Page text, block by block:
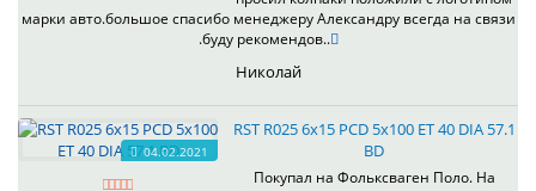
марки авто.большое спасибо менеджеру Александру всегда на связи
.буду рекомендов..
Николай
04.02.2021
RST R025 6x15 PCD 5x100 ET 40 DIA 57.1
BD
Покупал на Фольксваген Поло. На